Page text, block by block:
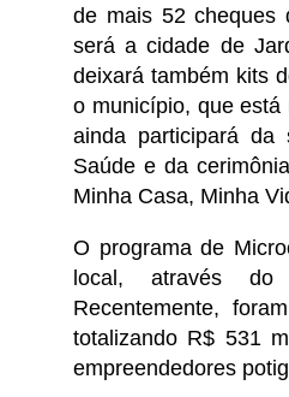
de mais 52 cheques
será a cidade de
deixará também kits
o município, que
ainda participará da
Saúde e da
Minha Casa, Minha
O programa de
local, através do
Recentemente,
totalizando R$ 531
empreendedores